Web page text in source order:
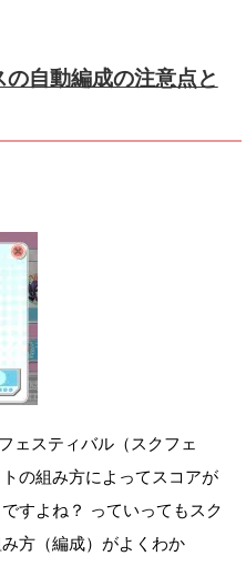
自動編成の注意点と
ェスティバル（スクフェ
の組み方によってスコアが
すよね？ っていってもスク
方（編成）がよくわか